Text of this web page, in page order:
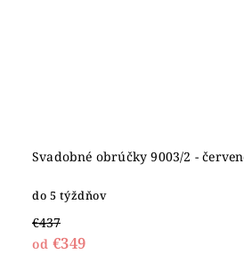
Svadobné obrúčky 9003/2 -
do 5 týždňov
€437
od €349